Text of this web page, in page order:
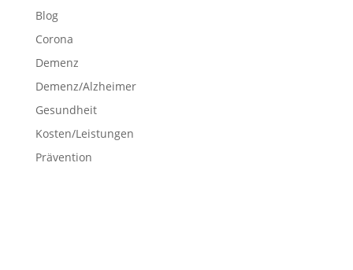
Blog
Corona
Demenz
Demenz/Alzheimer
Gesundheit
Kosten/Leistungen
Prävention